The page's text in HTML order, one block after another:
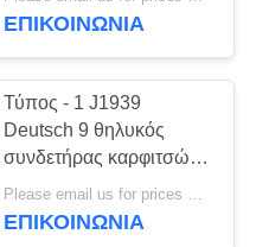
καλώδιο J1939
ΕΠΙΚΟΙΝΩΝΊΑ
Τύπος - 1 J1939
Deutsch 9 θηλυκός
συνδετήρας καρφιτσών
στο καλώδιο ανοικτών
τελών
Please email us for prices MOQ:100 τεμ
ΕΠΙΚΟΙΝΩΝΊΑ